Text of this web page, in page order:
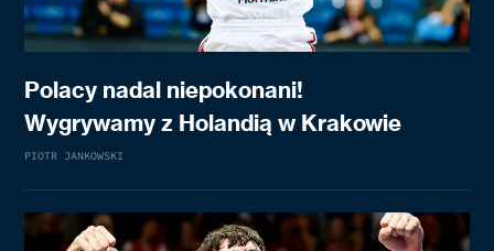
Polacy nadal niepokonani!
Wygrywamy z Holandią w Krakowie
PIOTR JANKOWSKI